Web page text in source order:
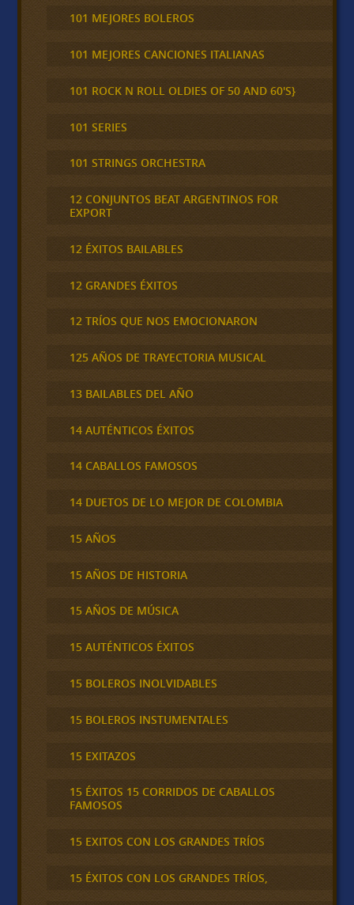
101 MEJORES BOLEROS
101 MEJORES CANCIONES ITALIANAS
101 ROCK N ROLL OLDIES OF 50 AND 60'S}
101 SERIES
101 STRINGS ORCHESTRA
12 CONJUNTOS BEAT ARGENTINOS FOR
EXPORT
12 ÉXITOS BAILABLES
12 GRANDES ÉXITOS
12 TRÍOS QUE NOS EMOCIONARON
125 AÑOS DE TRAYECTORIA MUSICAL
13 BAILABLES DEL AÑO
14 AUTÉNTICOS ÉXITOS
14 CABALLOS FAMOSOS
14 DUETOS DE LO MEJOR DE COLOMBIA
15 AÑOS
15 AÑOS DE HISTORIA
15 AÑOS DE MÚSICA
15 AUTÉNTICOS ÉXITOS
15 BOLEROS INOLVIDABLES
15 BOLEROS INSTUMENTALES
15 EXITAZOS
15 ÉXITOS 15 CORRIDOS DE CABALLOS
FAMOSOS
15 EXITOS CON LOS GRANDES TRÍOS
15 ÉXITOS CON LOS GRANDES TRÍOS,